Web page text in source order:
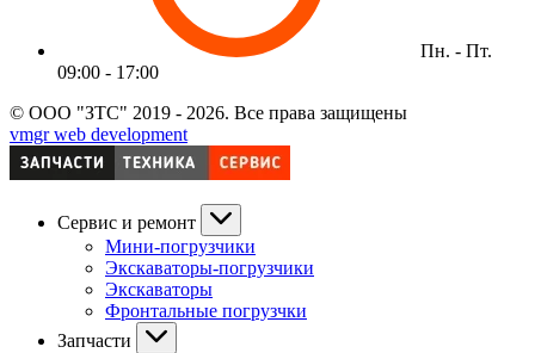
Пн. - Пт.
09:00 - 17:00
© ООО "ЗТС" 2019 - 2026. Все права защищены
vmgr web development
Сервис и ремонт
Мини-погрузчики
Экскаваторы-погрузчики
Экскаваторы
Фронтальные погрузчки
Запчасти